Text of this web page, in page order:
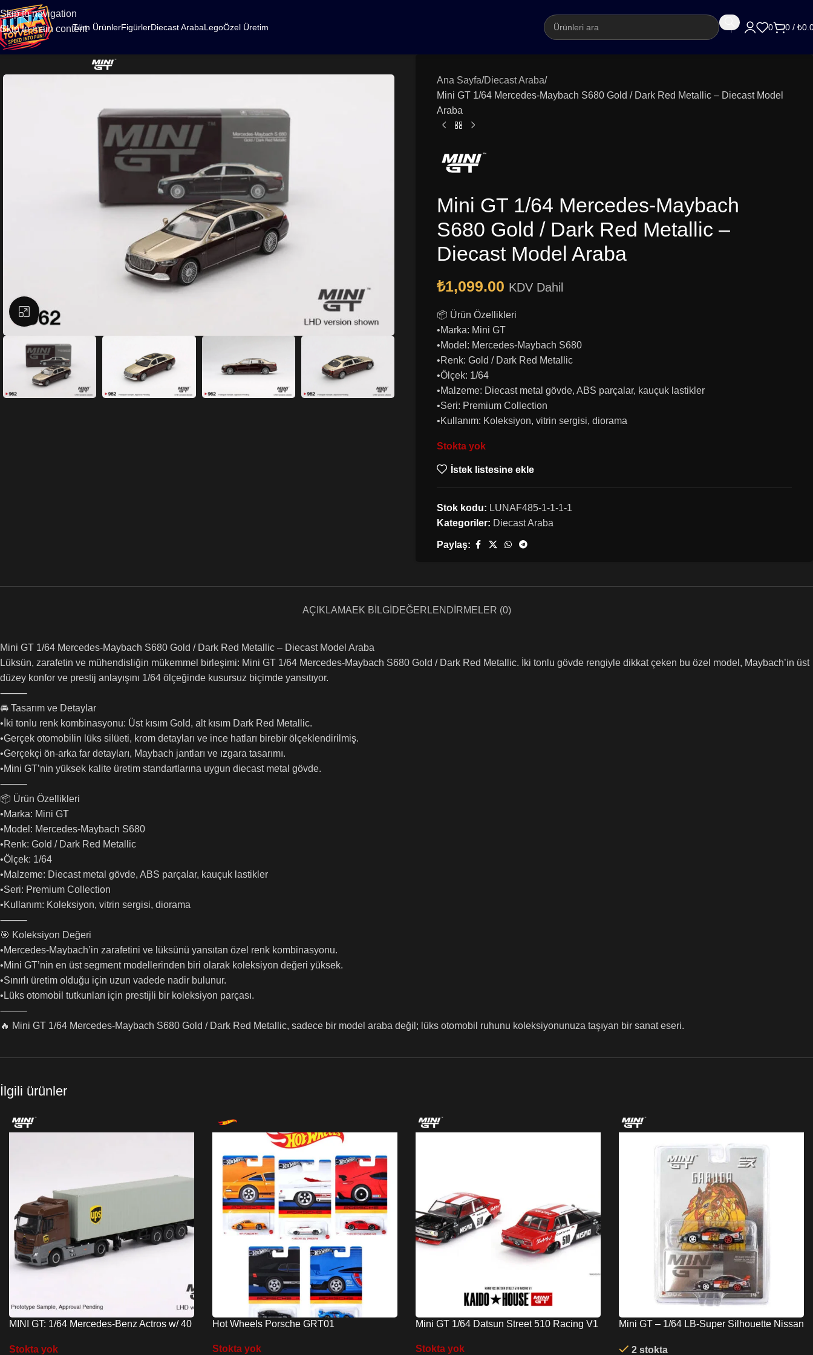
Skip to navigation
Skip to main contentTüm ÜrünlerFigürlerDiecast ArabaLegoÖzel Üretim 0 0 / ₺
Büyütmek için tıklayın
Ana Sayfa Diecast Araba
Mini GT 1/64 Mercedes-Maybach S680 Gold / Dark Red Metallic – Diecast Model
Araba
Mini GT 1/64 Mercedes-Maybach
S680 Gold / Dark Red Metallic –
Diecast Model Araba
₺1,099.00 KDV Dahil
📦 Ürün Özellikleri
•Marka: Mini GT
•Model: Mercedes-Maybach S680
•Renk: Gold / Dark Red Metallic
•Ölçek: 1/64
•Malzeme: Diecast metal gövde, ABS parçalar, kauçuk lastikler
•Seri: Premium Collection
•Kullanım: Koleksiyon, vitrin sergisi, diorama
Stokta yok
İstek listesine ekle
Stok kodu: LUNAF485-1-1-1-1
Kategoriler: Diecast Araba
Paylaş:
AÇIKLAMAEK BILGI DEĞERLENDIRMELER (0)
Mini GT 1/64 Mercedes-Maybach S680 Gold / Dark Red Metallic – Diecast Model Araba
Lüksün, zarafetin ve mühendisliğin mükemmel birleşimi: Mini GT 1/64 Mercedes-Maybach S680 Gold / Dark Red Metallic. İki tonlu gövde rengiyle dikkat çeken bu özel model, Maybach’in üst
düzey konfor ve prestij anlayışını 1/64 ölçeğinde kusursuz biçimde yansıtıyor.
⸻
🚘 Tasarım ve Detaylar
•İki tonlu renk kombinasyonu: Üst kısım Gold, alt kısım Dark Red Metallic.
•Gerçek otomobilin lüks silüeti, krom detayları ve ince hatları birebir ölçeklendirilmiş.
•Gerçekçi ön-arka far detayları, Maybach jantları ve ızgara tasarımı.
•Mini GT’nin yüksek kalite üretim standartlarına uygun diecast metal gövde.
⸻
📦 Ürün Özellikleri
•Marka: Mini GT
•Model: Mercedes-Maybach S680
•Renk: Gold / Dark Red Metallic
•Ölçek: 1/64
•Malzeme: Diecast metal gövde, ABS parçalar, kauçuk lastikler
•Seri: Premium Collection
•Kullanım: Koleksiyon, vitrin sergisi, diorama
⸻
🎯 Koleksiyon Değeri
•Mercedes-Maybach’in zarafetini ve lüksünü yansıtan özel renk kombinasyonu.
•Mini GT’nin en üst segment modellerinden biri olarak koleksiyon değeri yüksek.
•Sınırlı üretim olduğu için uzun vadede nadir bulunur.
•Lüks otomobil tutkunları için prestijli bir koleksiyon parçası.
⸻
🔥 Mini GT 1/64 Mercedes-Maybach S680 Gold / Dark Red Metallic, sadece bir model araba değil; lüks otomobil ruhunu koleksiyonunuza taşıyan bir sanat eseri.
İlgili ürünler
MINI GT: 1/64 Mercedes-Benz Actros w/ 40
Stokta yok
Hot Wheels Porsche GRT01
Stokta yok
Mini GT 1/64 Datsun Street 510 Racing V1
Stokta yok
Mini GT – 1/64 LB-Super Silhouette Nissan
Diecast MGT00652
2 stokta